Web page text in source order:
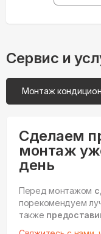
Сервис и
Монтаж
Сделаем
монтаж
день
Перед монтажом
порекомендуем
также